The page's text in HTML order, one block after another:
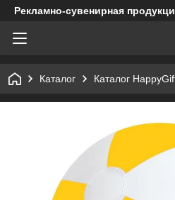
Рекламно-сувенирная
Каталог Каталог